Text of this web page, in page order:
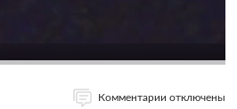
Комментарии отключены